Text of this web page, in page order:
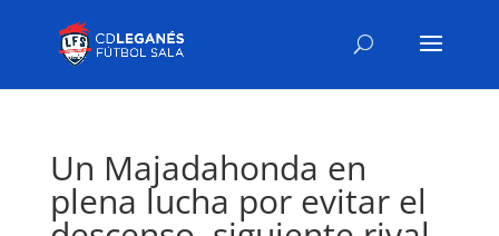
Un Majadahonda en
plena lucha por evitar el